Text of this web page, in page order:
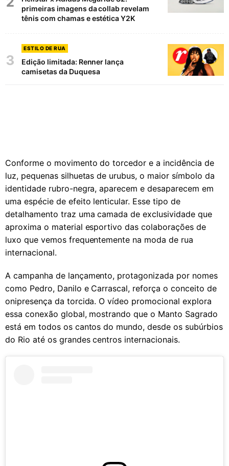
primeiras imagens da collab revelam
tênis com chamas e estética Y2K
3
ESTILO DE RUA
Edição limitada: Renner lança
camisetas da Duquesa
Conforme o movimento do torcedor e a incidência de
luz, pequenas silhuetas de urubus, o maior símbolo da
identidade rubro-negra, aparecem e desaparecem em
uma espécie de efeito lenticular. Esse tipo de
detalhamento traz uma camada de exclusividade que
aproxima o material esportivo das colaborações de
luxo que vemos frequentemente na moda de rua
internacional.
A campanha de lançamento, protagonizada por nomes
como Pedro, Danilo e Carrascal, reforça o conceito de
onipresença da torcida. O vídeo promocional explora
essa conexão global, mostrando que o Manto Sagrado
está em todos os cantos do mundo, desde os subúrbios
do Rio até os grandes centros internacionais.